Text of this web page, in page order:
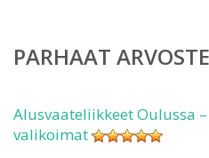
PARHAAT
Alusvaateliikkeet Oulussa
valikoimat